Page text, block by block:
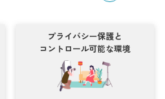
プライバシー保護と
コントロール可能な環境